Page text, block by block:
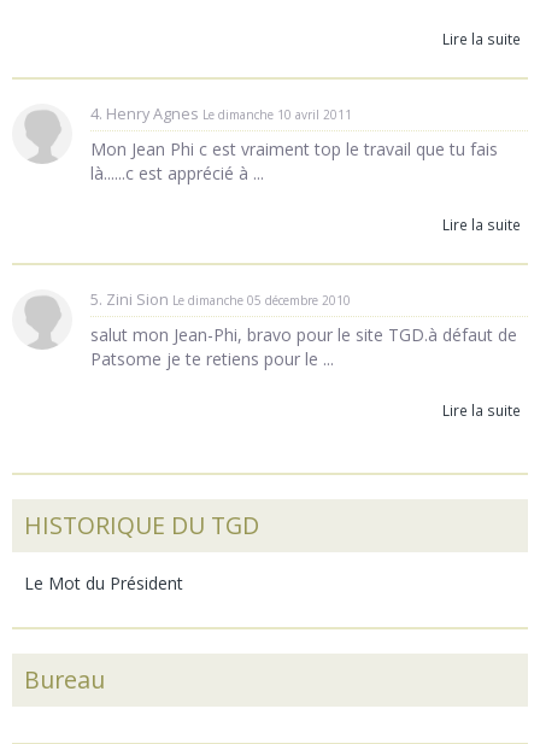
Lire la suite
4. Henry Agnes Le dimanche 10 avril 2011
Mon Jean Phi c est vraiment top le travail que tu fais
là......c est apprécié à ...
Lire la suite
5. Zini Sion Le dimanche 05 décembre 2010
salut mon Jean-Phi, bravo pour le site TGD.à défaut de
Patsome je te retiens pour le ...
Lire la suite
HISTORIQUE DU TGD
Le Mot du Président
Bureau